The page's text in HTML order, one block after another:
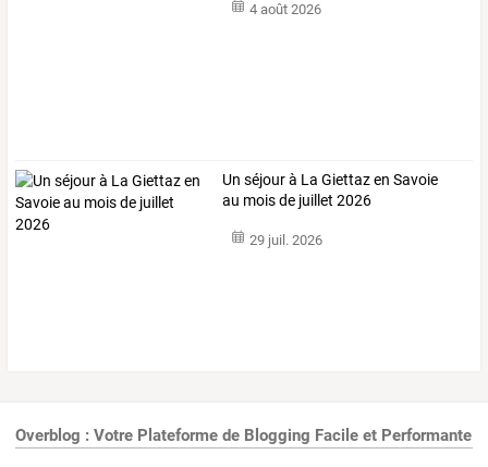
4 août 2026
Un séjour à La Giettaz en Savoie
au mois de juillet 2026
29 juil. 2026
Overblog : Votre Plateforme de Blogging Facile et Performante